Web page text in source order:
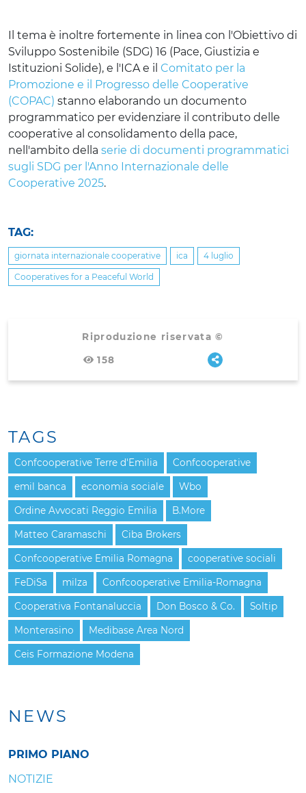
Il tema è inoltre fortemente in linea con l'Obiettivo di
Sviluppo Sostenibile (SDG) 16 (Pace, Giustizia e
Istituzioni Solide), e l'ICA e il Comitato per la
Promozione e il Progresso delle Cooperative
(COPAC) stanno elaborando un documento
programmatico per evidenziare il contributo delle
cooperative al consolidamento della pace,
nell'ambito della serie di documenti programmatici
sugli SDG per l'Anno Internazionale delle
Cooperative 2025.
TAG:
giornata internazionale cooperative ica 4 luglio
Cooperatives for a Peaceful World
Riproduzione riservata ©
158
NEWS
PRIMO PIANO
NOTIZIE
TAGS
Confcooperative Terre d'Emilia Confcooperative
emil banca economia sociale Wbo
Ordine Avvocati Reggio Emilia B.More
Matteo Caramaschi Ciba Brokers
Confcooperative Emilia Romagna cooperative sociali
FeDiSa milza Confcooperative Emilia-Romagna
Cooperativa Fontanaluccia Don Bosco & Co. Soltip
Monterasino Medibase Area Nord
Ceis Formazione Modena